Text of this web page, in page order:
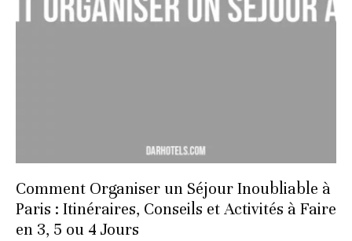
Comment Organiser un Séjour Inoubliable à
Paris : Itinéraires, Conseils et Activités à Faire
en 3, 5 ou 4 Jours